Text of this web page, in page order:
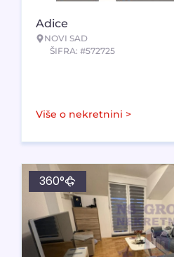
Adice
NOVI SAD
ŠIFRA: #572725
Više o nekretnini >
360°